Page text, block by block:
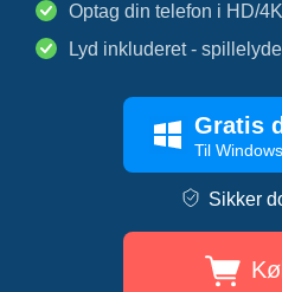
Optag din telefon i HD/
Lyd inkluderet -
Gratis
Til Windows
Sikker